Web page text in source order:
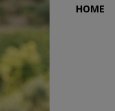
HOME